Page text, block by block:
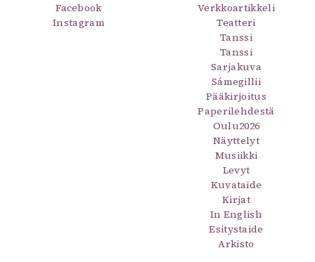
Facebook
Instagram
Verkkoartikkeli
Teatteri
Tanssi
Tanssi
Sarjakuva
Sámegillii
Pääkirjoitus
Paperilehdestä
Oulu2026
Näyttelyt
Musiikki
Levyt
Kuvataide
Kirjat
In English
Esitystaide
Arkisto